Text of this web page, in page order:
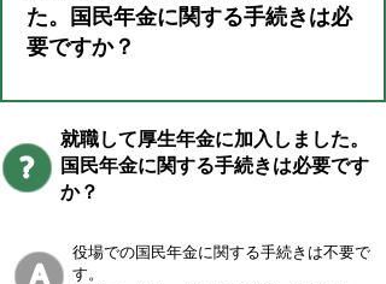
た。国民年金に関する手続きは必
要ですか？
就職して厚生年金に加入しました。
国民年金に関する手続きは必要です
か？
役場での国民年金に関する手続きは不要で
す。